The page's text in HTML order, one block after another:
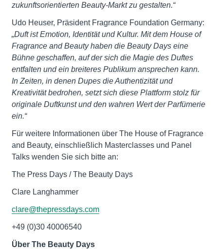
zukunftsorientierten Beauty-Markt zu gestalten.“
Udo Heuser, Präsident Fragrance Foundation Germany:
„Duft ist Emotion, Identität und Kultur. Mit dem House of
Fragrance and Beauty haben die Beauty Days eine
Bühne geschaffen, auf der sich die Magie des Duftes
entfalten und ein breiteres Publikum ansprechen kann.
In Zeiten, in denen Dupes die Authentizität und
Kreativität bedrohen, setzt sich diese Plattform stolz für
originale Duftkunst und den wahren Wert der Parfümerie
ein.“
Für weitere Informationen über The House of Fragrance
and Beauty, einschließlich Masterclasses und Panel
Talks wenden Sie sich bitte an:
The Press Days / The Beauty Days
Clare Langhammer
clare@thepressdays.com
+49 (0)30 40006540
Über The Beauty Days